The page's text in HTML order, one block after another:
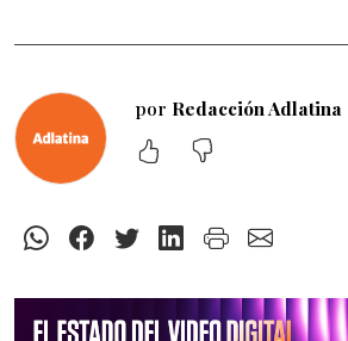
por Redacción Adlatina